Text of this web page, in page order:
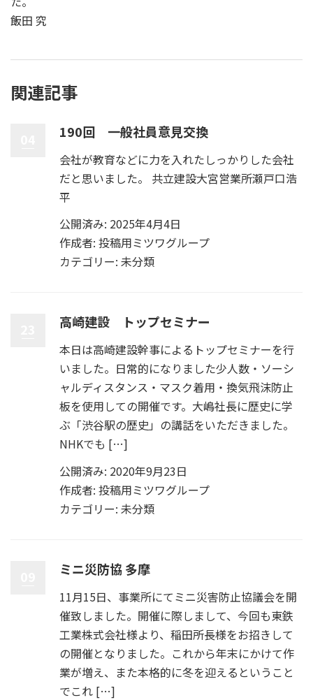
飯田 究
関連記事
190回 一般社員意見交換
会社が教育などに力を入れたしっかりした会社
だと思いました。 共立建設大宮営業所瀬戸口浩
平
公開済み: 2025年4月4日
作成者: 投稿用ミツワグループ
カテゴリー: 未分類
高崎建設 トップセミナー
本日は高崎建設幹事によるトップセミナーを行
いました。日常的になりました少人数・ソーシ
ャルディスタンス・マスク着用・換気飛沫防止
板を使用しての開催です。大嶋社長に歴史に学
ぶ「渋谷駅の歴史」の講話をいただきました。
NHKでも […]
公開済み: 2020年9月23日
作成者: 投稿用ミツワグループ
カテゴリー: 未分類
ミニ災防協 多摩
11月15日、事業所にてミニ災害防止協議会を開
催致しました。開催に際しまして、今回も東鉄
工業株式会社様より、稲田所長様をお招きして
の開催となりました。これから年末にかけて作
業が増え、また本格的に冬を迎えるということ
でこれ […]